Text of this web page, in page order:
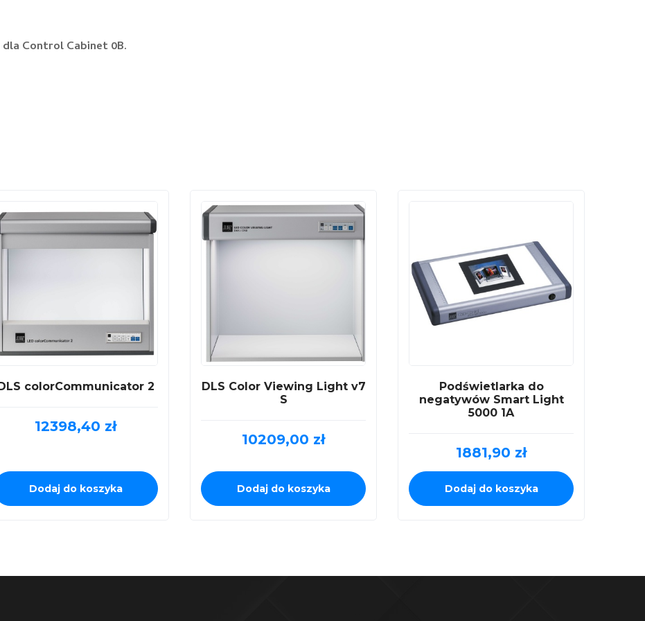
Control Cabinet 0B.
colorCommunicator 2
12398,40 zł
Dodaj do koszyka
DLS Color Viewing Light v7
S
10209,00 zł
Dodaj do koszyka
Podświetlarka do
negatywów Smart Light
5000 1A
1881,90 zł
Dodaj do koszyka